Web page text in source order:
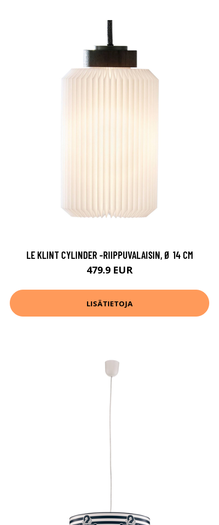
LE KLINT CYLINDER -RIIPPUVALAISIN, Ø 14 CM
479.9 EUR
LISÄTIETOJA